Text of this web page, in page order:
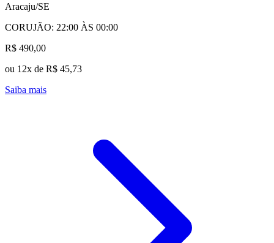
Aracaju/SE
CORUJÃO: 22:00 ÀS 00:00
R$ 490,00
ou 12x de R$ 45,73
Saiba mais